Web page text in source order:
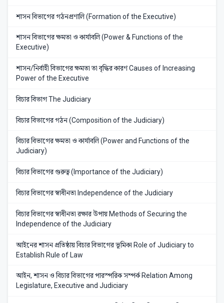
শাসন বিভাগের গঠনপ্রণালি (Formation of the Executive)
শাসন বিভাগের ক্ষমতা ও কার্যাবলি (Power & Functions of the
Executive)
শাসন/নির্বাহী বিভাগের ক্ষমতা তা বৃদ্ধির কারণ Causes of Increasing
Power of the Executive
বিচার বিভাগ The Judiciary
বিচার বিভাগের গঠন (Composition of the Judiciary)
বিচার বিভাগের ক্ষমতা ও কার্যাবলি (Power and Functions of the
Judiciary)
বিচার বিভাগের গুরুত্ব (Importance of the Judiciary)
বিচার বিভাগের স্বাধীনতা Independence of the Judiciary
বিচার বিভাগের স্বাধীনতা রক্ষার উপায় Methods of Securing the
Independence of the Judiciary
আইনের শাসন প্রতিষ্ঠায় বিচার বিভাগের ভূমিকা Role of Judiciary to
Establish Rule of Law
আইন, শাসন ও বিচার বিভাগের পারস্পরিক সম্পর্ক Relation Among
Legislature, Executive and Judiciary